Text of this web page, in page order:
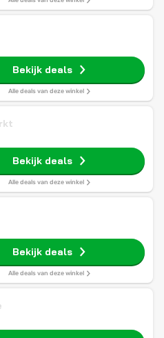
Bekijk deals
Alle deals van deze winkel
Bekijk deals
Alle deals van deze winkel
Bekijk deals
Alle deals van deze winkel